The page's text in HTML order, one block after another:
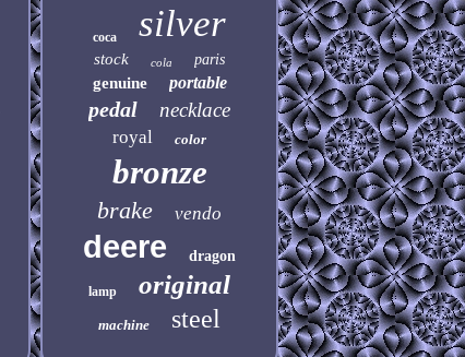
coca silver
stock cola paris
genuine portable
pedal necklace
royal color
bronze
brake vendo
deere dragon
lamp original
machine steel